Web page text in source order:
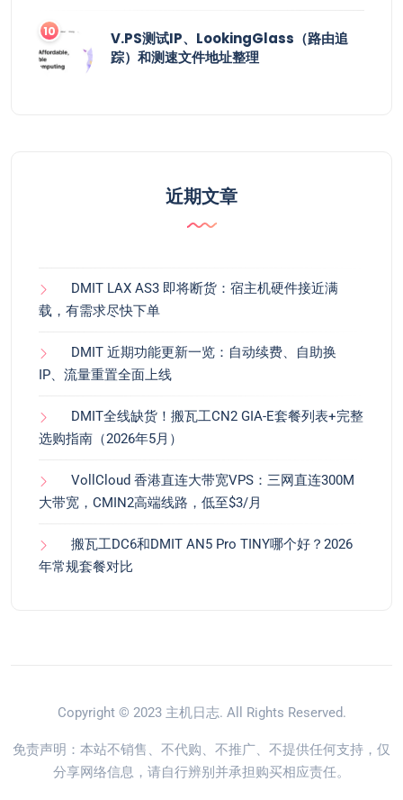
V.PS测试IP、LookingGlass（路由追
踪）和测速文件地址整理
近期文章
DMIT LAX AS3 即将断货：宿主机硬件接近满
载，有需求尽快下单
DMIT 近期功能更新一览：自动续费、自助换
IP、流量重置全面上线
DMIT全线缺货！搬瓦工CN2 GIA-E套餐列表+完整
选购指南（2026年5月）
VollCloud 香港直连大带宽VPS：三网直连300M
大带宽，CMIN2高端线路，低至$3/月
搬瓦工DC6和DMIT AN5 Pro TINY哪个好？2026
年常规套餐对比
Copyright © 2023 主机日志. All Rights Reserved.
免责声明：本站不销售、不代购、不推广、不提供任何支持，仅
分享网络信息，请自行辨别并承担购买相应责任。